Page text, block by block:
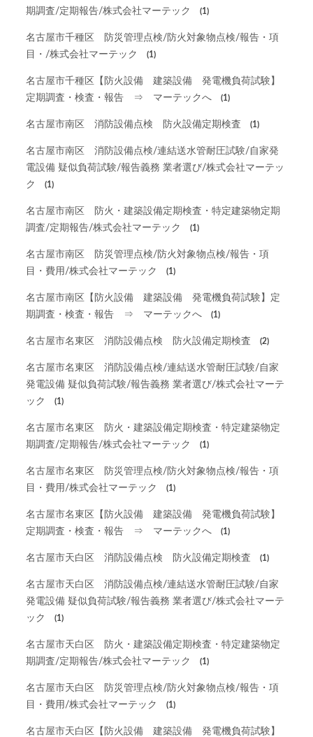
期調査/定期報告/株式会社マーテック
(1)
名古屋市千種区 防災管理点検/防火対象物点検/報告・項
目・/株式会社マーテック
(1)
名古屋市千種区【防火設備 建築設備 発電機負荷試験】
定期調査・検査・報告 ⇒ マーテックへ
(1)
名古屋市南区 消防設備点検 防火設備定期検査 (1)
名古屋市南区 消防設備点検/連結送水管耐圧試験/自家発
電設備 疑似負荷試験/報告義務 業者選び/株式会社マーテッ
ク
(1)
名古屋市南区 防火・建築設備定期検査・特定建築物定期
調査/定期報告/株式会社マーテック
(1)
名古屋市南区 防災管理点検/防火対象物点検/報告・項
目・費用/株式会社マーテック
(1)
名古屋市南区【防火設備 建築設備 発電機負荷試験】定
期調査・検査・報告 ⇒ マーテックへ
(1)
名古屋市名東区 消防設備点検 防火設備定期検査 (2)
名古屋市名東区 消防設備点検/連結送水管耐圧試験/自家
発電設備 疑似負荷試験/報告義務 業者選び/株式会社マーテ
ック
(1)
名古屋市名東区 防火・建築設備定期検査・特定建築物定
期調査/定期報告/株式会社マーテック
(1)
名古屋市名東区 防災管理点検/防火対象物点検/報告・項
目・費用/株式会社マーテック
(1)
名古屋市名東区【防火設備 建築設備 発電機負荷試験】
定期調査・検査・報告 ⇒ マーテックへ
(1)
名古屋市天白区 消防設備点検 防火設備定期検査 (1)
名古屋市天白区 消防設備点検/連結送水管耐圧試験/自家
発電設備 疑似負荷試験/報告義務 業者選び/株式会社マーテ
ック
(1)
名古屋市天白区 防火・建築設備定期検査・特定建築物定
期調査/定期報告/株式会社マーテック
(1)
名古屋市天白区 防災管理点検/防火対象物点検/報告・項
目・費用/株式会社マーテック
(1)
名古屋市天白区【防火設備 建築設備 発電機負荷試験】